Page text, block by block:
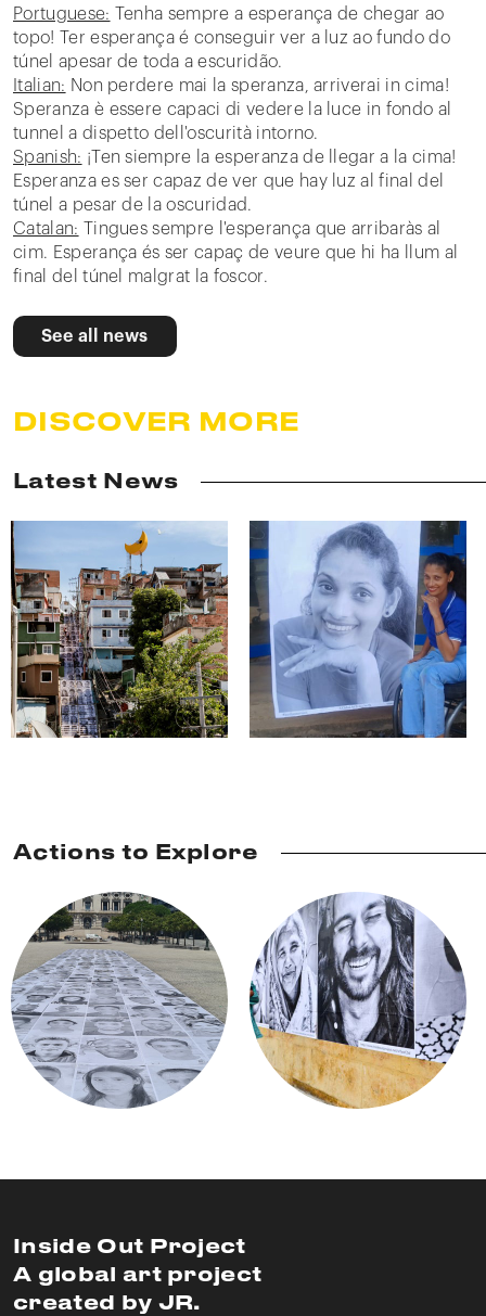
Portuguese: Tenha sempre a esperança de chegar ao
topo! Ter esperança é conseguir ver a luz ao fundo do
túnel apesar de toda a escuridão.
Italian: Non perdere mai la speranza, arriverai in cima!
Speranza è essere capaci di vedere la luce in fondo al
tunnel a dispetto dell'oscurità intorno.
Spanish: ¡Ten siempre la esperanza de llegar a la cima!
Esperanza es ser capaz de ver que hay luz al final del
túnel a pesar de la oscuridad.
Catalan: Tingues sempre l'esperança que arribaràs al
cim. Esperança és ser capaç de veure que hi ha llum al
final del túnel malgrat la foscor.
See all news
DISCOVER MORE
Latest News
Actions to Explore
Inside Out Project
A global art project
created by JR.